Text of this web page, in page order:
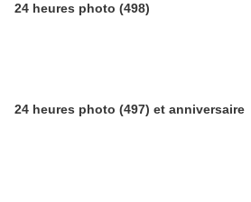
24 heures photo (498)
24 heures photo (497) et anniversaire